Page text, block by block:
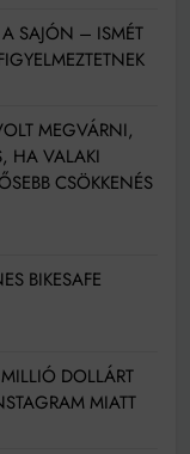
SAJÓN – ISMÉT
MEGVÁRNI,
HA VALAKI
CSÖKKENÉS
BIKESAFE
DOLLÁRT
MIATT